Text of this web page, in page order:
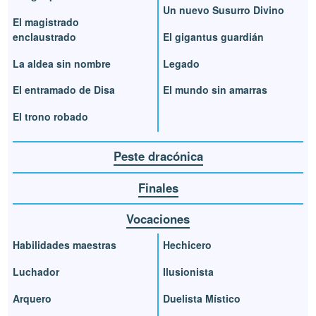
El magistrado
enclaustrado
La aldea sin nombre
El entramado de Disa
El trono robado
Un nuevo Susurro Divino
El gigantus guardián
Legado
El mundo sin amarras
Peste dracónica
Finales
Vocaciones
Habilidades maestras
Luchador
Arquero
Hechicero
Ilusionista
Duelista Místico